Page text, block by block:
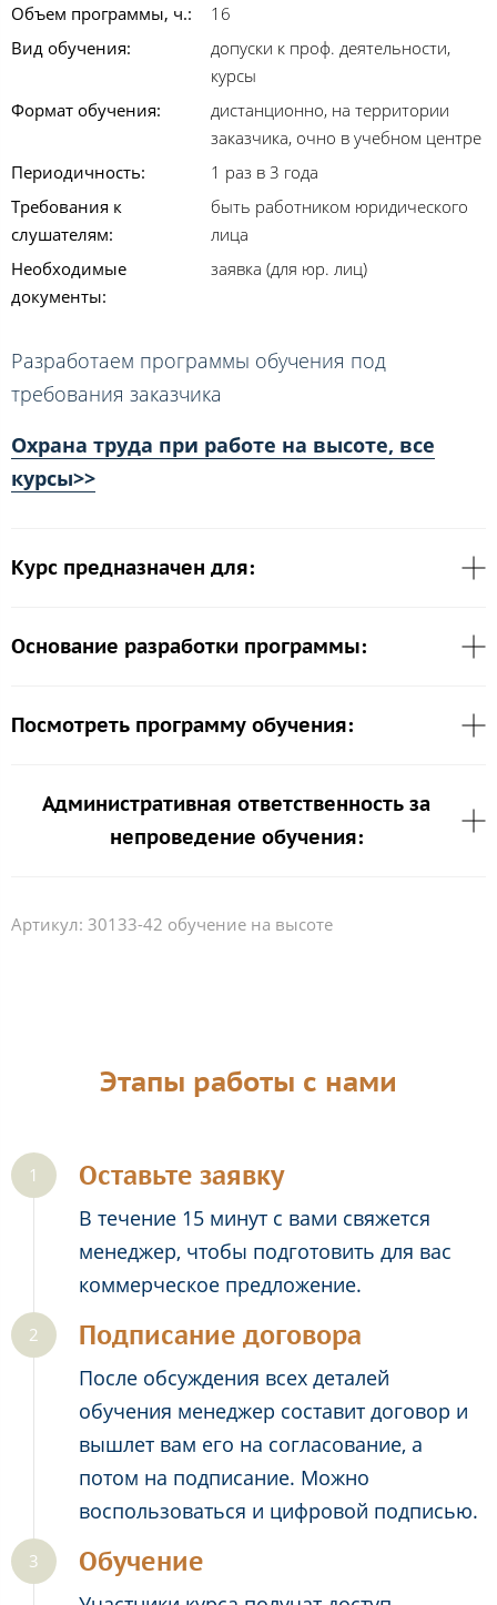
Объем программы, ч.:
16
Вид обучения:
допуски к проф. деятельности,
курсы
Формат обучения:
дистанционно, на территории
заказчика, очно в учебном центре
Периодичность:
1 раз в 3 года
Требования к
слушателям:
быть работником юридического
лица
Необходимые
документы:
заявка (для юр. лиц)
Разработаем программы обучения под
требования заказчика
Охрана труда при работе на высоте, все
курсы>>
Курс предназначен для:
Основание разработки программы:
Посмотреть программу обучения:
Административная ответственность за
непроведение обучения:
Артикул: 30133-42 обучение на высоте
Этапы работы с нами
Оставьте заявку
В течение 15 минут с вами свяжется
менеджер, чтобы подготовить для вас
коммерческое предложение.
Подписание договора
После обсуждения всех деталей
обучения менеджер составит договор и
вышлет вам его на согласование, а
потом на подписание. Можно
воспользоваться и цифровой подписью.
Обучение